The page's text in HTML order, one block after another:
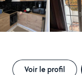
Voir le profil